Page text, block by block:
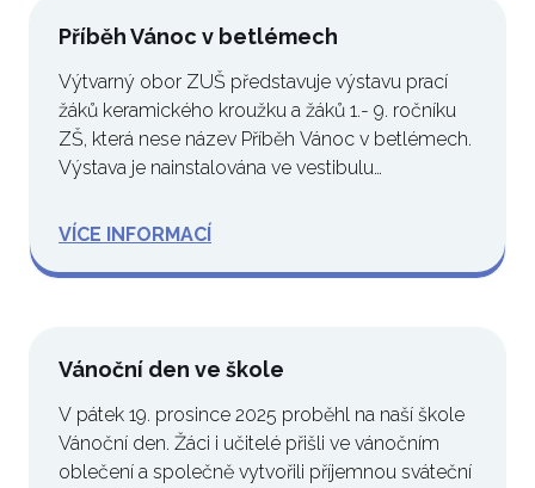
Příběh Vánoc v betlémech
Výtvarný obor ZUŠ představuje výstavu prací
žáků keramického kroužku a žáků 1.- 9. ročníku
ZŠ, která nese název Příběh Vánoc v betlémech.
Výstava je nainstalována ve vestibulu…
VÍCE INFORMACÍ
Vánoční den ve škole
V pátek 19. prosince 2025 proběhl na naší škole
Vánoční den. Žáci i učitelé přišli ve vánočním
oblečení a společně vytvořili příjemnou sváteční